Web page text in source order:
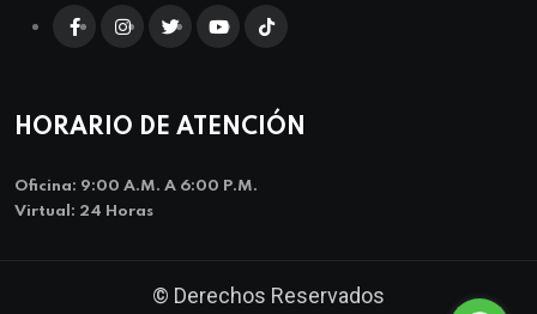
HORARIO DE ATENCIÓN
Oficina: 9:00 A.m. A 6:00 P.m.
Virtual: 24 Horas
© Derechos Reservados